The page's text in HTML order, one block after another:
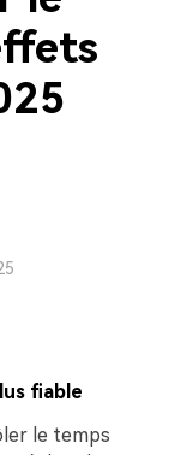
fiable
le temps